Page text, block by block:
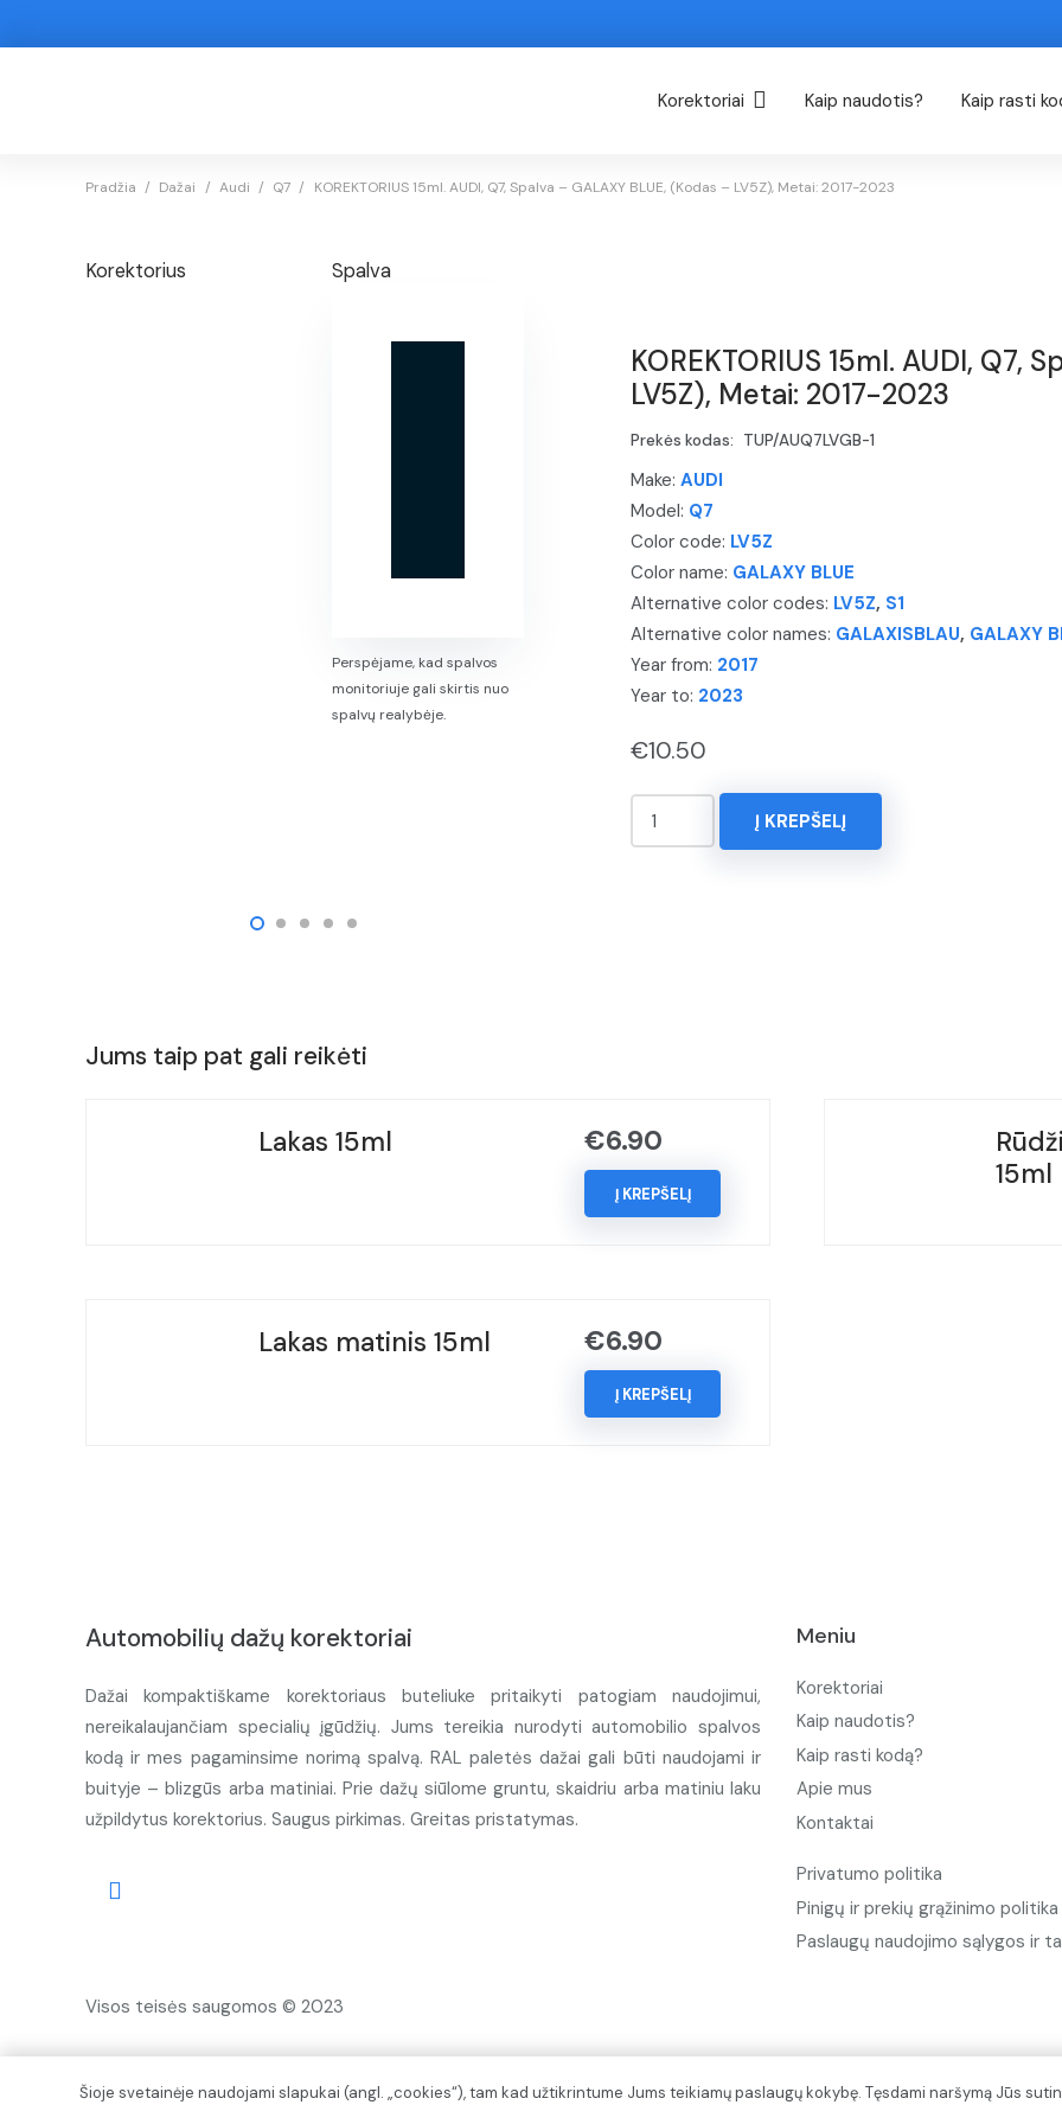
Korektoriai Kaip naudotis? Kaip rasti
Pradžia / Dažai / Audi / Q7 / KOREKTORIUS 15ml. AUDI, Q7, Spalva – GALAXY BLUE, (Kodas – LV5Z), Metai: 2017-2023
Korektorius Spalva
Perspėjame, kad spalvos
monitoriuje gali skirtis nuo
spalvų realybėje.
KOREKTORIUS 15ml. AUDI, Q7,
LV5Z), Metai: 2017-2023
Prekės kodas: TUP/AUQ7LVGB-1
Make: AUDI
Model: Q7
Color code: LV5Z
Color name: GALAXY BLUE
Alternative color codes: LV5Z, S1
Alternative color names: GALAXISBLAU, GALAXY
Year from: 2017
Year to: 2023
€10.50
produkto
kiekis:
-
Į KREPŠELĮ
Jums taip pat gali reikėti
Lakas 15ml €6.90
Į KREPŠELĮ
15ml
Lakas matinis 15ml €6.90
Į KREPŠELĮ
Automobilių dažų korektoriai
Dažai kompaktiškame korektoriaus buteliuke pritaikyti patogiam naudojimui,
nereikalaujančiam specialių įgūdžių. Jums tereikia nurodyti automobilio spalvos
kodą ir mes pagaminsime norimą spalvą. RAL paletės dažai gali būti naudojami ir
buityje – blizgūs arba matiniai. Prie dažų siūlome gruntu, skaidriu arba matiniu laku
užpildytus korektorius. Saugus pirkimas. Greitas pristatymas.
Visos teisės saugomos © 2023
Meniu
Korektoriai
Kaip naudotis?
Kaip rasti kodą?
Apie mus
Kontaktai
Privatumo politika
Pinigų ir prekių grąžinimo politika
Paslaugų naudojimo sąlygos ir
Šioje svetainėje naudojami slapukai (angl. „cookies“), tam kad užtikrintume Jums teikiamų paslaugų kokybę. Tęsdami naršymą Jūs